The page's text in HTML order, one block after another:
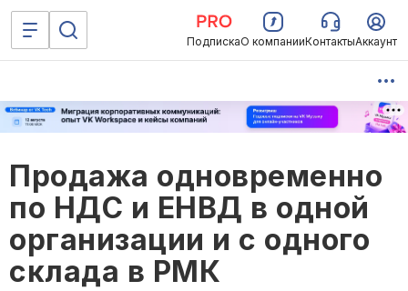
ПодпискаО компанииКонтактыАккаунт
Продажа одновременно
по НДС и ЕНВД в одной
организации и с одного
склада в РМК